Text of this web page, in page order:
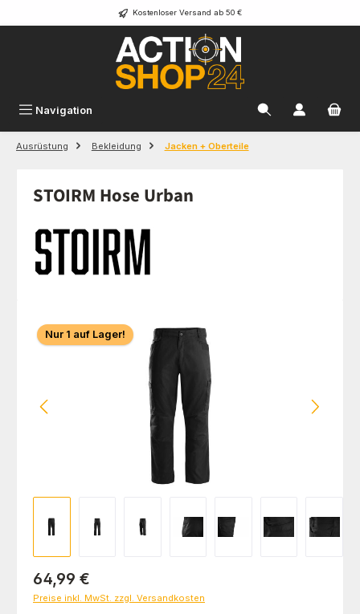
Zum Hauptinhalt springen Kostenloser Versand ab 50 €
Navigation
Ausrüstung Bekleidung Jacken + Oberteile
STOIRM Hose Urban
Bildergalerie überspringen
Nur 1 auf Lager!
Regulärer Preis:
64,99 €
Preise inkl. MwSt. zzgl. Versandkosten